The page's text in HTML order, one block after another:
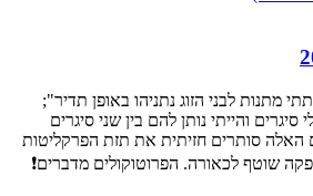
מתנות לבני הזוג נתניהו באופן תדיר";
והייתי נותן להם בין שני סיגרים
סותרים חזיתית את תזת הפרקליטות
שוטף לכאורה. הפרוטוקולים מדברים❗